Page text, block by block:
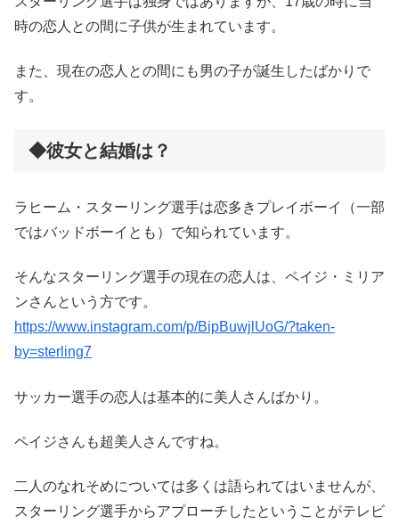
時の恋人との間に子供が生まれています。
また、現在の恋人との間にも男の子が誕生したばかりで
す。
◆彼女と結婚は？
ラヒーム・スターリング選手は恋多きプレイボーイ（一部
ではバッドボーイとも）で知られています。
そんなスターリング選手の現在の恋人は、ペイジ・ミリア
ンさんという方です。
https://www.instagram.com/p/BipBuwjlUoG/?taken-
by=sterling7
サッカー選手の恋人は基本的に美人さんばかり。
ペイジさんも超美人さんですね。
二人のなれそめについては多くは語られてはいませんが、
スターリング選手からアプローチしたということがテレビ